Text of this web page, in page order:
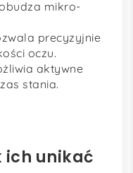
mikro-
precyzyjnie
oczu.
aktywne
stania.
ich unikać